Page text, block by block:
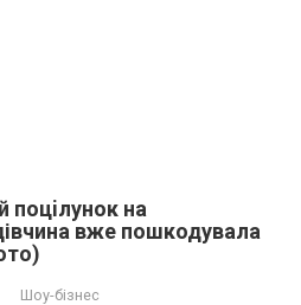
поцiлунок на
вже пошкодувала
Шоу-бізнес